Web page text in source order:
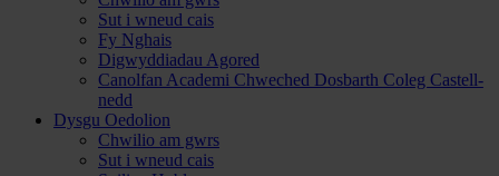
Sut i wneud cais
Fy Nghais
Digwyddiadau Agored
Canolfan Academi Chweched Dosbarth Coleg Castell-
nedd
Dysgu Oedolion
Chwilio am gwrs
Sut i wneud cais